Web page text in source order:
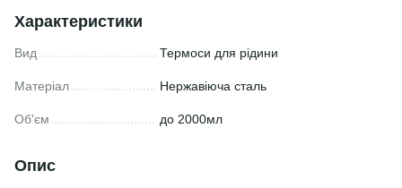
Характеристики
Вид Термоси для рідини
Матеріал Нержавіюча сталь
Об'єм до 2000мл
Опис